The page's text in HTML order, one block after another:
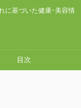
に基づいた健康･美容情
目次